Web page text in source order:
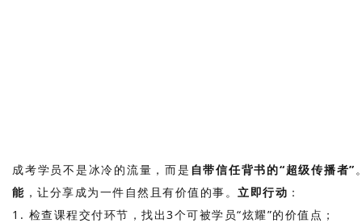
成考学员不是冰冷的流量，而是 自带信任背书的“超级传播者”
能 ，让分享成为一件自然且有价值的事。 立即行动 ：
1. 检查课程交付环节，找出3个可被学员“炫耀”的价值点；